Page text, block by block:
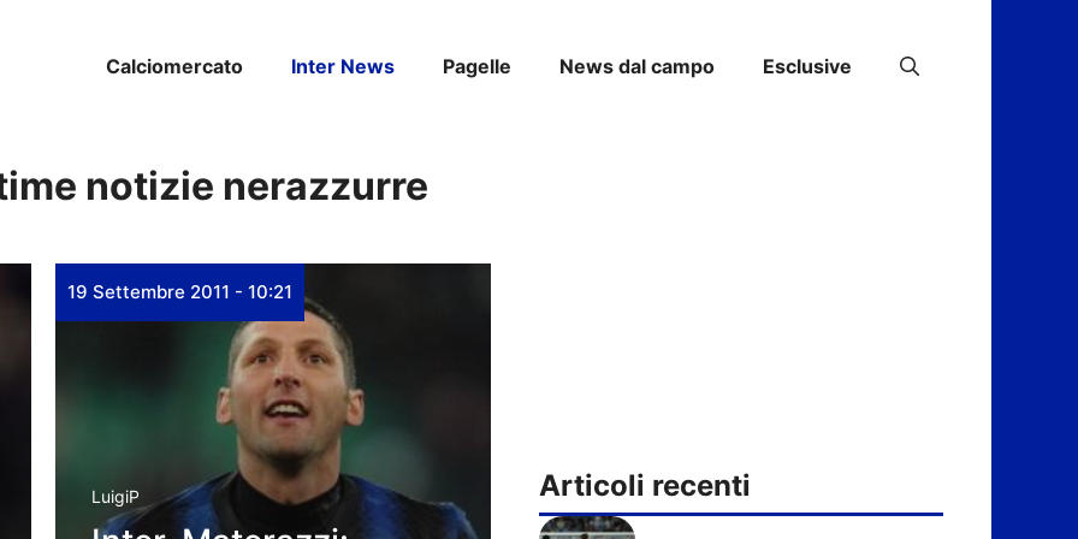
Calciomercato Inter News Pagelle News dal campo Esclusive
notizie nerazzurre
19 Settembre 2011 - 10:21
LuigiP Articoli recenti